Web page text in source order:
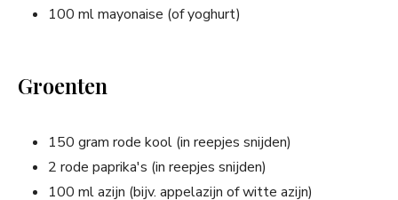
100 ml mayonaise (of yoghurt)
Groenten
150 gram rode kool (in reepjes snijden)
2 rode paprika's (in reepjes snijden)
100 ml azijn (bijv. appelazijn of witte azijn)